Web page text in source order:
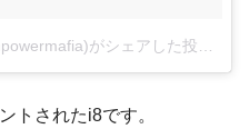
がシェアした投稿
トされたi8です。